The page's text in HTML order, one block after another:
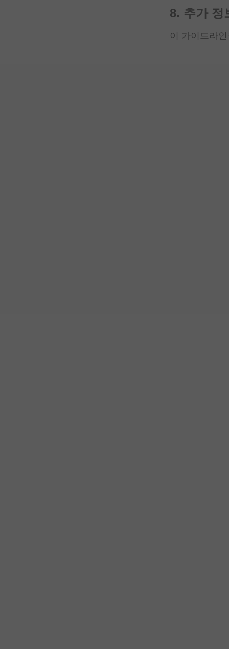
8. 추가 정
이 가이드라